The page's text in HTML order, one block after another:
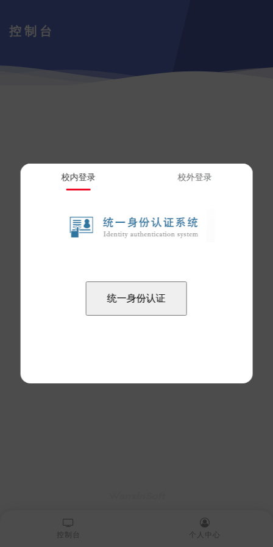
控制台
控制台 个人中心
校内登录 校外登录